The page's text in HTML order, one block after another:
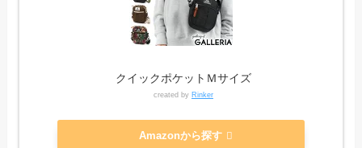
クイックポケットＭサイズ
created by Rinker
Amazonから探す